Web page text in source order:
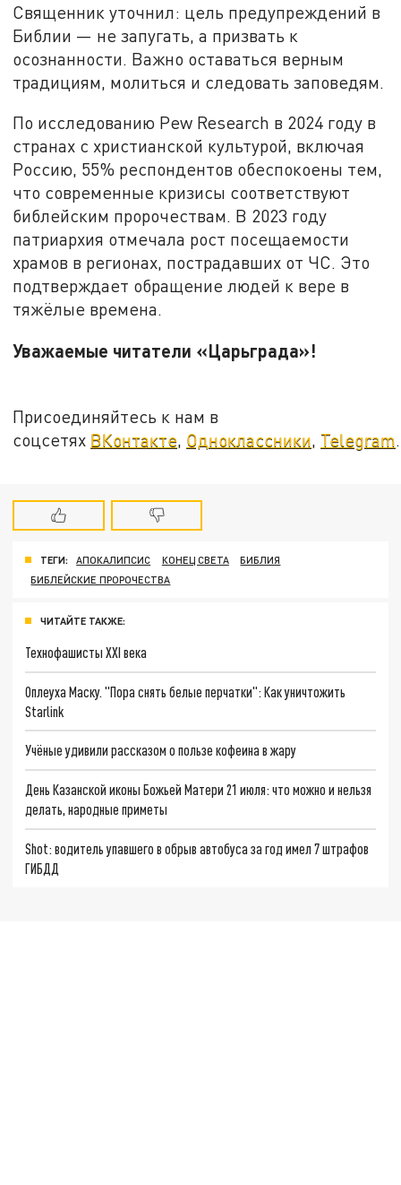
Священник уточнил: цель предупреждений в
Библии — не запугать, а призвать к
осознанности. Важно оставаться верным
традициям, молиться и следовать заповедям.
По исследованию Pew Research в 2024 году в
странах с христианской культурой, включая
Россию, 55% респондентов обеспокоены тем,
что современные кризисы соответствуют
библейским пророчествам. В 2023 году
патриархия отмечала рост посещаемости
храмов в регионах, пострадавших от ЧС. Это
подтверждает обращение людей к вере в
тяжёлые времена.
Уважаемые читатели «Царьграда»!
Присоединяйтесь к нам в
соцсетях ВКонтакте Одноклассники Telegram
ТЕГИ: АПОКАЛИПСИС КОНЕЦ СВЕТА
БИБЛИЯ
БИБЛЕЙСКИЕ ПРОРОЧЕСТВА
ЧИТАЙТЕ ТАКЖЕ:
Технофашисты XXI века
Оплеуха Маску. "Пора снять белые перчатки": Как уничтожить
Starlink
Учёные удивили рассказом о пользе кофеина в жару
День Казанской иконы Божьей Матери 21 июля: что можно и нельзя
делать, народные приметы
Shot: водитель упавшего в обрыв автобуса за год имел 7 штрафов
ГИБДД